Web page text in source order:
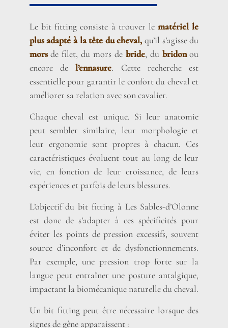
Le bit fitting consiste à trouver lematériel le
plus adapté à la tête du cheval, qu’il s’agisse du
morsde filet, du mors de bride, du bridonou
encore del’ennasure. Cette recherche est
essentielle pour garantir le confort du cheval et
améliorer sa relation avec son cavalier.
Chaque cheval est unique. Si leur anatomie
peut sembler similaire, leur morphologie et
leur ergonomie sont propres à chacun. Ces
caractéristiques évoluent tout au long de leur
vie, en fonction de leur croissance, de leurs
expériences et parfois de leurs blessures.
L’objectif du bit fitting à Les Sables-d’Olonne
est donc de s’adapter à ces spécificités pour
éviter les points de pression excessifs, souvent
source d’inconfort et de dysfonctionnements.
Par exemple, une pression trop forte sur la
langue peut entraîner une posture antalgique,
impactant la biomécanique naturelle du cheval.
Un bit fitting peut être nécessaire lorsque des
signes de gêne apparaissent :